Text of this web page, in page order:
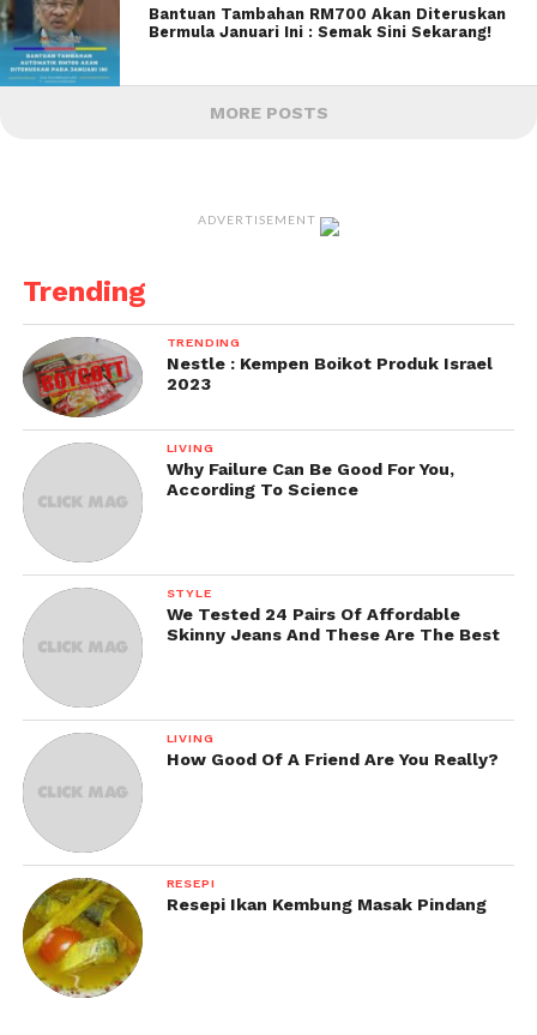
Bantuan Tambahan RM700 Akan Diteruskan
Bermula Januari Ini : Semak Sini Sekarang!
MORE POSTS
ADVERTISEMENT
Trending
TRENDING
Nestle : Kempen Boikot Produk Israel
2023
LIVING
Why Failure Can Be Good For You,
According To Science
STYLE
We Tested 24 Pairs Of Affordable
Skinny Jeans And These Are The Best
LIVING
How Good Of A Friend Are You Really?
RESEPI
Resepi Ikan Kembung Masak Pindang